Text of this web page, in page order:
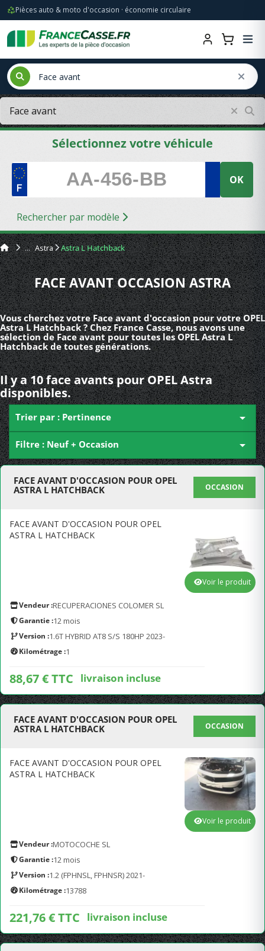
Pièces auto & moto d'occasion · économie circulaire
Sélectionnez votre véhicule
OK
Rechercher par modèle
Astra Astra L Hatchback
FACE AVANT OCCASION ASTRA
Vous cherchez votre Face avant d'occasion pour votre OPEL
Astra L Hatchback ? Chez France Casse, nous avons une
sélection de Face avant pour toutes les OPEL Astra L
Hatchback de toutes générations.
Il y a 10 face avants pour OPEL Astra
disponibles.
Trier par : Pertinence 
Filtre : Neuf + Occasion 
FACE AVANT D'OCCASION POUR OPEL
ASTRA L HATCHBACK
OCCASION
FACE AVANT D'OCCASION POUR OPEL
ASTRA L HATCHBACK
Vendeur :RECUPERACIONES COLOMER SL
Garantie :12 mois
Version :1.6T HYBRID AT8 S/S 180HP 2023-
Kilométrage :1
88,67 € TTC livraison incluse
Voir le produit
FACE AVANT D'OCCASION POUR OPEL
ASTRA L HATCHBACK
OCCASION
FACE AVANT D'OCCASION POUR OPEL
ASTRA L HATCHBACK
Vendeur :MOTOCOCHE SL
Garantie :12 mois
Version :1.2 (FPHNSL, FPHNSR) 2021-
Kilométrage :13788
221,76 € TTC livraison incluse
Voir le produit